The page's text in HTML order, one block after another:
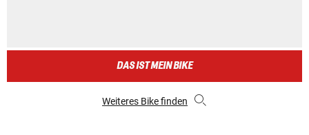
DAS IST MEIN BIKE
Weiteres Bike finden